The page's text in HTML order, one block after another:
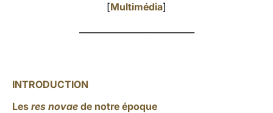
[Multimédia]
INTRODUCTION
Les res novae de notre époque